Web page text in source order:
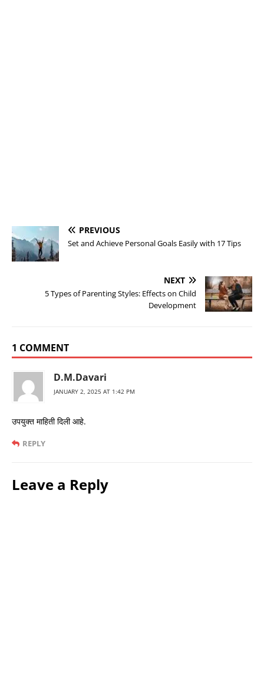
PREVIOUS
Set and Achieve Personal Goals Easily with 17 Tips
NEXT
5 Types of Parenting Styles: Effects on Child
Development
1 COMMENT
D.M.Davari
JANUARY 2, 2025 AT 1:42 PM
उपयुक्त माहिती दिली आहे.
REPLY
Leave a Reply